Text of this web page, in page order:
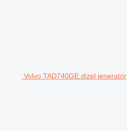
Volvo TAD740GE dizel jeneratör